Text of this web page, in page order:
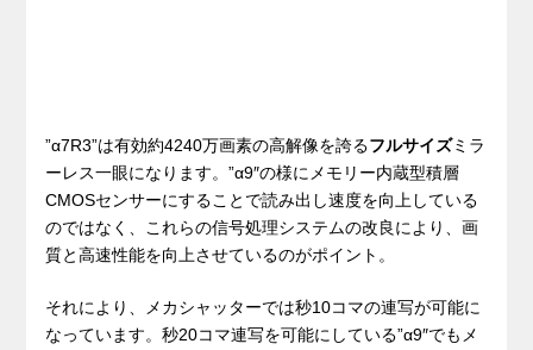
”α7R3”は有効約4240万画素の高解像を誇るフルサイズミラ
ーレス一眼になります。”α9″の様にメモリー内蔵型積層
CMOSセンサーにすることで読み出し速度を向上している
のではなく、これらの信号処理システムの改良により、画
質と高速性能を向上させているのがポイント。
それにより、メカシャッターでは秒10コマの連写が可能に
なっています。秒20コマ連写を可能にしている”α9″でもメ